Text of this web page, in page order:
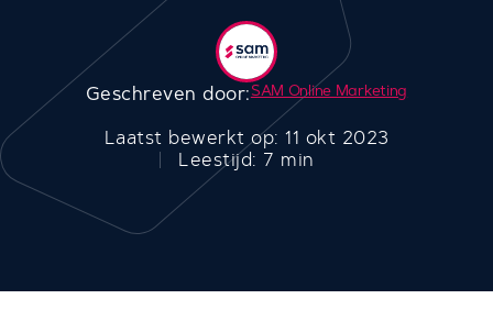
SAM Online Marketing
Geschreven door:
Laatst bewerkt op: 11 okt 2023
Leestijd: 7 min